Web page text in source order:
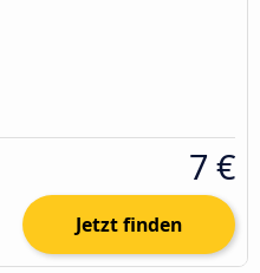
7 €
Jetzt finden